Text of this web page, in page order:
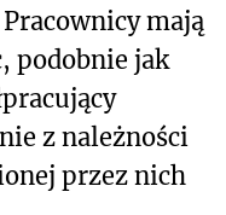
mają
podobnie jak
z należności
przez nich